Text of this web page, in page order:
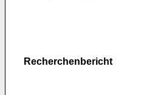
Recherchenbericht